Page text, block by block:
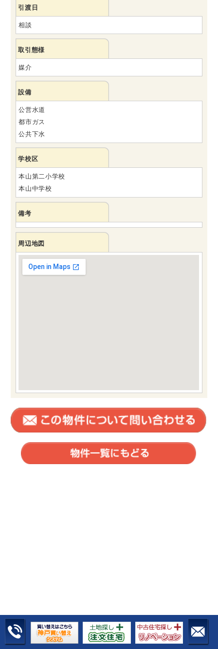
引渡日
相談
取引態様
媒介
設備
公営水道
都市ガス
公共下水
学校区
本山第二小学校
本山中学校
備考
周辺地図